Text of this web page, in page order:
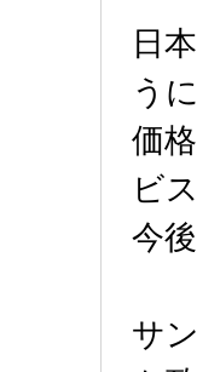
日
う
価
ビ
今
サ